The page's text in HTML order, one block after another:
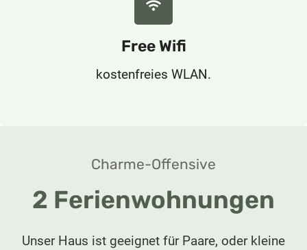
Free Wifi
kostenfreies WLAN.
Charme-Offensive
2 Ferienwohnungen
Unser Haus ist geeignet für Paare, oder kleine